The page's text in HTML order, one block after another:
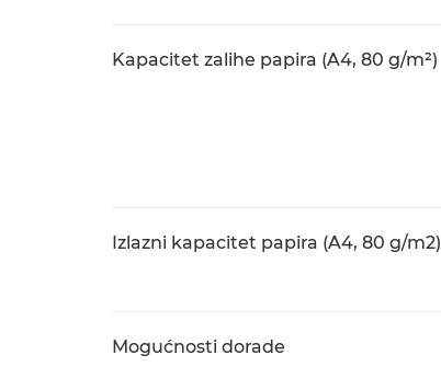
Kapacitet zalihe papira (A4, 80 g/m²)
Izlazni kapacitet papira (A4, 80 g/m2)
Mogućnosti dorade